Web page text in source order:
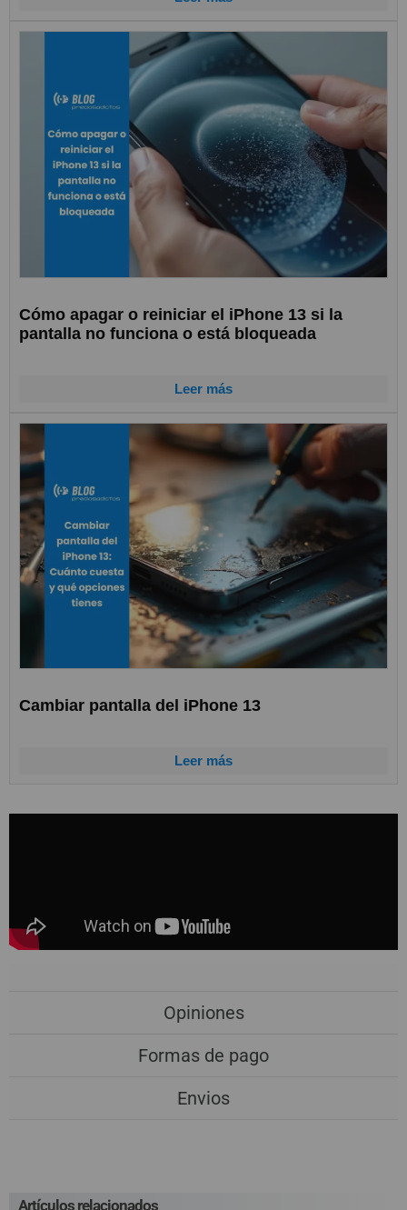
Cómo apagar o reiniciar el iPhone 13 si la
pantalla no funciona o está bloqueada
Leer más
Cambiar pantalla del iPhone 13
Leer más
Opiniones
Formas de pago
Envios
Artículos relacionados